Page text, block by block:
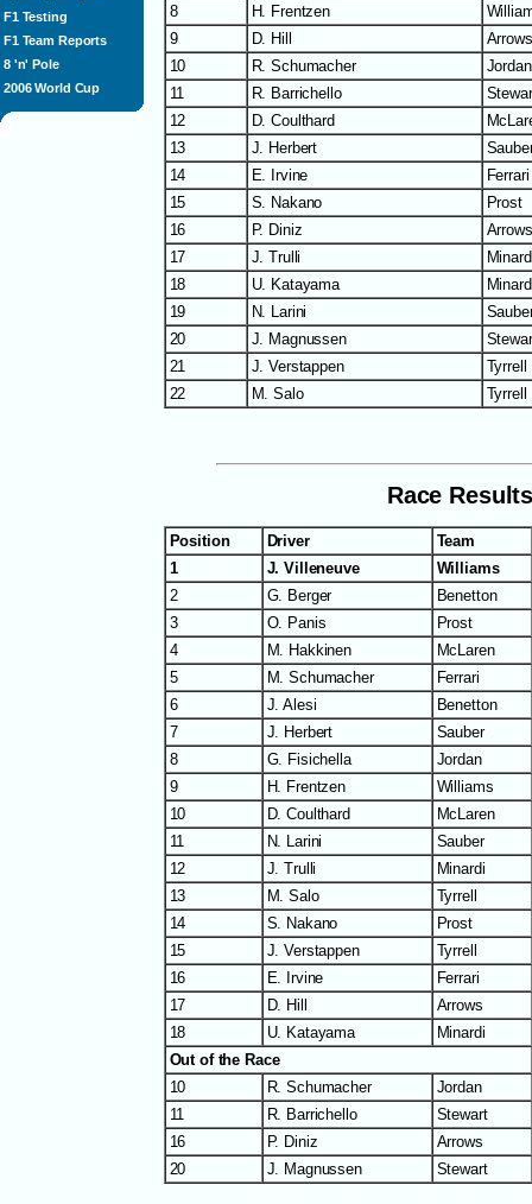
F1 Testing
F1 Team Reports
8 'n' Pole
2006 World Cup
8
H. Frentzen
9
D. Hill
Arrows
10
R. Schumacher
Jordan
11
R. Barrichello
12
D. Coulthard
13
J. Herbert
14
E. Irvine
15
S. Nakano
Prost
16
P. Diniz
Arrows
17
J. Trulli
18
U. Katayama
19
N. Larini
20
J. Magnussen
21
J. Verstappen
Tyrrell
22
M. Salo Tyrrell
Race
Position Driver
Team
1
J. Villeneuve
Williams
2
G. Berger
Benetton
3
O. Panis
Prost
4
M. Hakkinen
McLaren
5
M. Schumacher
Ferrari
6
J. Alesi
Benetton
7
J. Herbert
Sauber
8
G. Fisichella
Jordan
9
H. Frentzen
Williams
10
D. Coulthard
McLaren
11
N. Larini
Sauber
12
J. Trulli
Minardi
13
M. Salo
Tyrrell
14
S. Nakano
Prost
15
J. Verstappen
Tyrrell
16
E. Irvine
Ferrari
17
D. Hill
Arrows
18
U. Katayama
Minardi
Out of the Race
10
R. Schumacher
Jordan
11
R. Barrichello
Stewart
16
P. Diniz
Arrows
20
J. Magnussen Stewart